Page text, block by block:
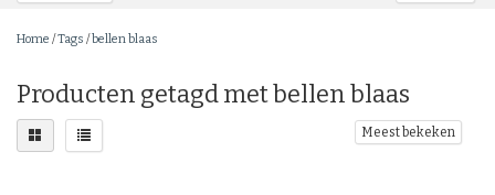
Home /Tags /bellen blaas
Producten getagd met bellen blaas
Meest bekeken